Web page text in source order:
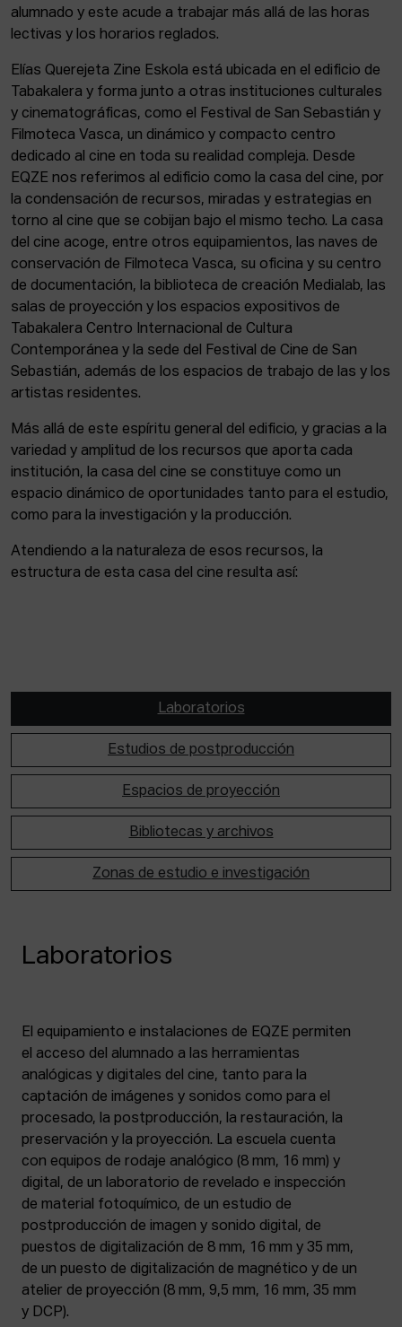
T. 0034 943 545 005
E. info@zine-eskola.eus
alumnado y este acude a trabajar más allá de las horas
lectivas y los horarios reglados.
Elías Querejeta Zine Eskola está ubicada en el edificio de
Tabakalera y forma junto a otras instituciones culturales
y cinematográficas, como el Festival de San Sebastián y
Filmoteca Vasca, un dinámico y compacto centro
dedicado al cine en toda su realidad compleja. Desde
EQZE nos referimos al edificio como la casa del cine, por
la condensación de recursos, miradas y estrategias en
torno al cine que se cobijan bajo el mismo techo. La casa
del cine acoge, entre otros equipamientos, las naves de
conservación de Filmoteca Vasca, su oficina y su centro
de documentación, la biblioteca de creación Medialab, las
salas de proyección y los espacios expositivos de
Tabakalera Centro Internacional de Cultura
Contemporánea y la sede del Festival de Cine de San
Sebastián, además de los espacios de trabajo de las y los
artistas residentes.
Más allá de este espíritu general del edificio, y gracias a la
variedad y amplitud de los recursos que aporta cada
institución, la casa del cine se constituye como un
espacio dinámico de oportunidades tanto para el estudio,
como para la investigación y la producción.
Atendiendo a la naturaleza de esos recursos, la
estructura de esta casa del cine resulta así:
Laboratorios
Estudios de postproducción
Espacios de proyección
Bibliotecas y archivos
Zonas de estudio e investigación
Laboratorios
El equipamiento e instalaciones de EQZE permiten
el acceso del alumnado a las herramientas
analógicas y digitales del cine, tanto para la
captación de imágenes y sonidos como para el
procesado, la postproducción, la restauración, la
preservación y la proyección. La escuela cuenta
con equipos de rodaje analógico (8 mm, 16 mm) y
digital, de un laboratorio de revelado e inspección
de material fotoquímico, de un estudio de
postproducción de imagen y sonido digital, de
puestos de digitalización de 8 mm, 16 mm y 35 mm,
de un puesto de digitalización de magnético y de un
atelier de proyección (8 mm, 9,5 mm, 16 mm, 35 mm
y DCP).